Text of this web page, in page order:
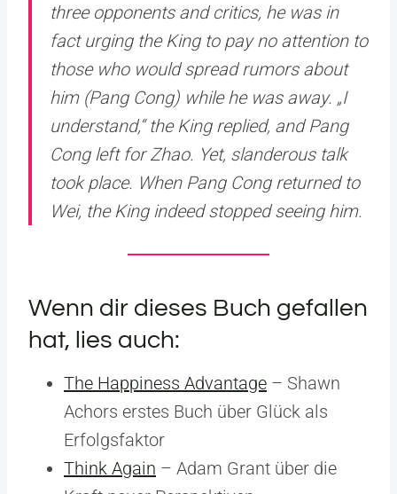
three opponents and critics, he was in
fact urging the King to pay no attention to
those who would spread rumors about
him (Pang Cong) while he was away. „I
understand,“ the King replied, and Pang
Cong left for Zhao. Yet, slanderous talk
took place. When Pang Cong returned to
Wei, the King indeed stopped seeing him.
Wenn dir dieses Buch gefallen
hat, lies auch:
The Happiness Advantage – Shawn
Achors erstes Buch über Glück als
Erfolgsfaktor
Think Again – Adam Grant über die